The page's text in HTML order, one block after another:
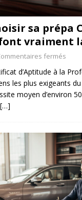
sa prépa
vraiment
fermés
d’Aptitude à la
les plus exigeants
moyen d’environ
[…]